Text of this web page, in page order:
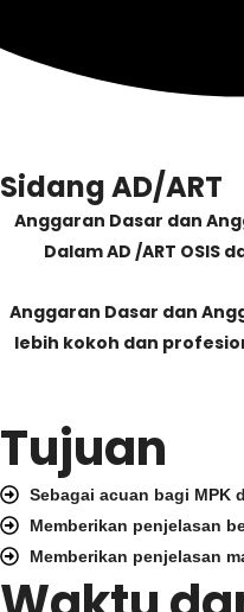
to
content
Sidang AD/ART
Anggaran Dasar dan
Dalam AD /ART
Anggaran Dasar dan
lebih kokoh dan
Tujuan
Sebagai acuan bagi MPK
Memberikan penjelasan
Memberikan penjelasan